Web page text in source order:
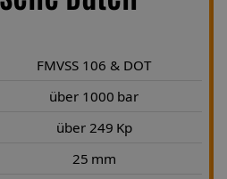
FMVSS 106 & DOT
über 1000 bar
über 249 Kp
25 mm